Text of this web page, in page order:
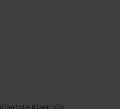
toteuttaen niin